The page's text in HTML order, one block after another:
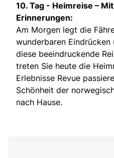
10. Tag - Heimreise –
Erinnerungen:
Am Morgen legt die
wunderbaren Eindrücken
diese beeindruckende
treten Sie heute die
Erlebnisse Revue
Schönheit der
nach Hause.